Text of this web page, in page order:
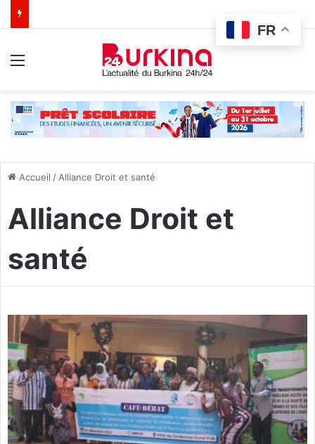
Accueil / Alliance Droit et santé
Alliance Droit et
santé
FR